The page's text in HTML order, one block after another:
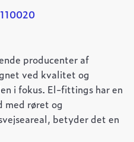
producenter af
ved kvalitet og
i fokus. El-fittings har en
med røret og
betyder det en